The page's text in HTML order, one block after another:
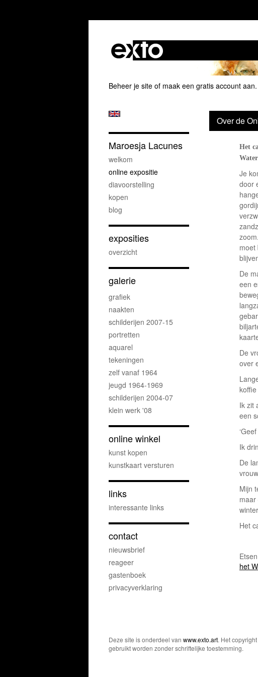
Beheer je site of maak een gratis account aan.
Over de
Het
Je
door
moet
De
een
De
over
Ik zit
een
Ik
De
Mijn
Het
het
Maroesja Lacunes
welkom
online expositie
diavoorstelling
kopen
blog
exposities
overzicht
galerie
grafiek
naakten
schilderijen 2007-15
portretten
aquarel
tekeningen
zelf vanaf 1964
jeugd 1964-1969
schilderijen 2004-07
klein werk '08
online winkel
kunst kopen
kunstkaart versturen
links
interessante links
contact
nieuwsbrief
reageer
gastenboek
privacyverklaring
Deze site is onderdeel van www.exto.art. Het
gebruikt worden zonder schriftelijke toestemming.